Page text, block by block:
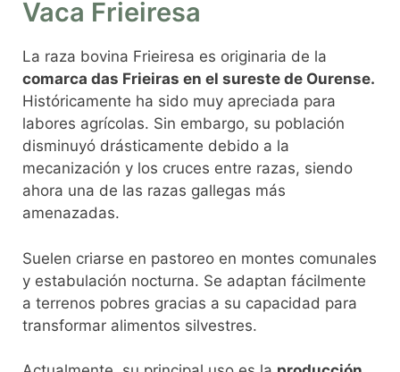
Vaca Frieiresa
La raza bovina Frieiresa es originaria de la
comarca das Frieiras en el sureste de Ourense.
Históricamente ha sido muy apreciada para
labores agrícolas. Sin embargo, su población
disminuyó drásticamente debido a la
mecanización y los cruces entre razas, siendo
ahora una de las razas gallegas más
amenazadas.
Suelen criarse en pastoreo en montes comunales
y estabulación nocturna. Se adaptan fácilmente
a terrenos pobres gracias a su capacidad para
transformar alimentos silvestres.